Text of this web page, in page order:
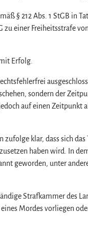
§ 212 Abs. 1 StGB in
einer Freiheitsstrafe
Erfolg.
sondern der
auf einen Zeitpunkt
klar, dass sich
haben wird. In
geworden, unter
Strafkammer des
Mordes vorliegen